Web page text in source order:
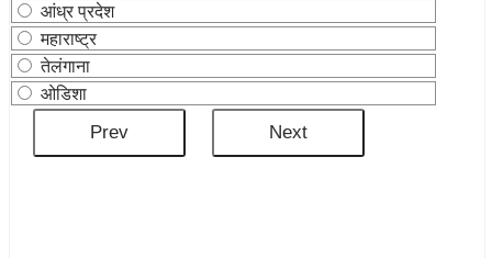
आंध्र प्रदेश
महाराष्ट्र
तेलंगाना
ओडिशा